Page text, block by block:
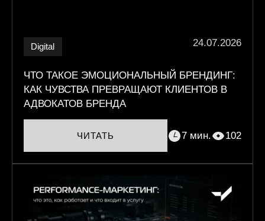
Digital 24.07.2026
ЧТО ТАКОЕ ЭМОЦИОНАЛЬНЫЙ БРЕНДИНГ:
КАК ЧУВСТВА ПРЕВРАЩАЮТ КЛИЕНТОВ В
АДВОКАТОВ БРЕНДА
ЧИТАТЬ 7 мин. 102